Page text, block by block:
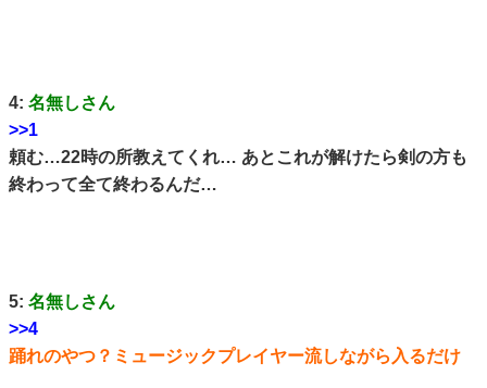
4: 名無しさん
>>1
頼む…22時の所教えてくれ… あとこれが解けたら剣の方も
終わって全て終わるんだ…
5: 名無しさん
>>4
踊れのやつ？ミュージックプレイヤー流しながら入るだけ